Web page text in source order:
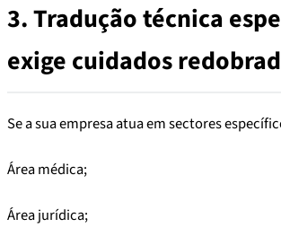
3.Tradução técnica
exige cuidados
Se a sua empresa atua em sectores
Área médica;
Área jurídica;